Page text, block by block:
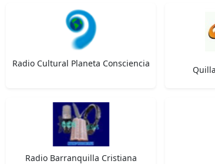
Radio Cultural Planeta Consciencia
Radio Barranquilla Cristiana